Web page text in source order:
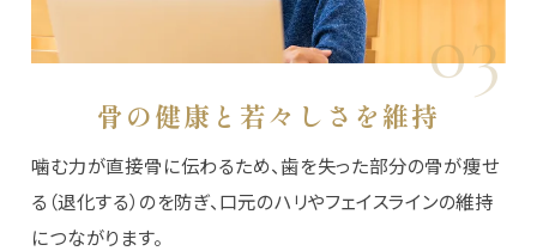
03
骨の健康と若々しさを維持
噛む力が直接骨に伝わるため、歯を失った部分の骨が痩せ
る（退化する）のを防ぎ、口元のハリやフェイスラインの維持
につながります。